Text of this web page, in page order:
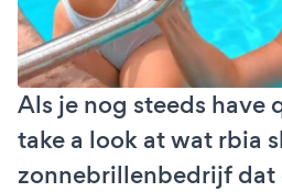
Als je nog steeds have
take a look at wat rbia
zonnebrillenbedrijf dat